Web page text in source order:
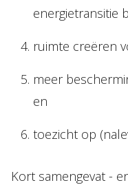
energietransitie
ruimte creëren
meer
en
toezicht op
Kort samengevat -